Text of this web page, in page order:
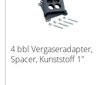
4 bbl Vergaseradapter,
Spacer, Kunststoff 1"